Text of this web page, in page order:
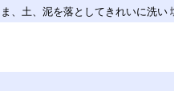
、土、泥を落としてきれいに洗い